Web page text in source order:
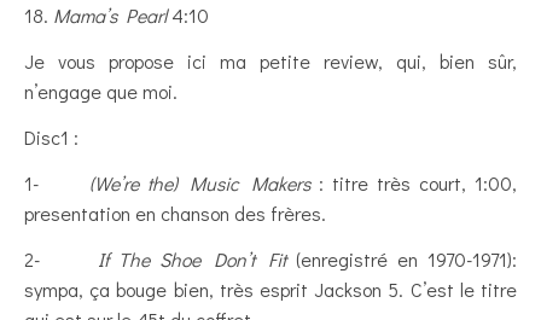
18. Mama’s Pearl4:10
Je vous propose ici ma petite review, qui, bien sûr,
n’engage que moi.
Disc1 :
1- (We’re the) Music Makers: titre très court, 1:00,
presentation en chanson des frères.
2- If The Shoe Don’t Fit (enregistré en 1970-1971):
sympa, ça bouge bien, très esprit Jackson 5. C’est le titre